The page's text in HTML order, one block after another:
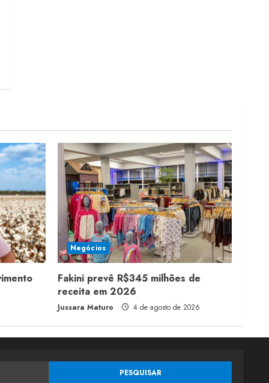
Negócios
Fakini prevê R$345 milhões de
receita em 2026
Jussara Maturo 4 de agosto de 2026